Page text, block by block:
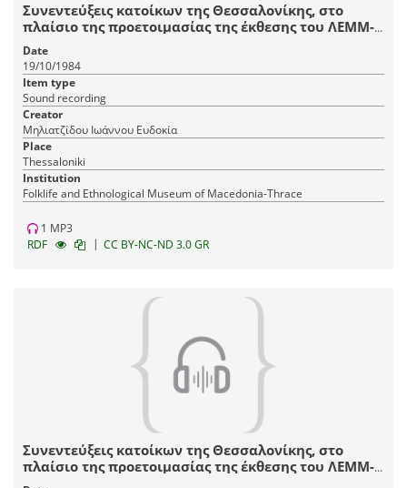
Συνεντεύξεις κατοίκων της Θεσσαλονίκης, στο
πλαίσιο της προετοιμασίας της έκθεσης του ΛΕΜΜ-
Θ "Αστικό Σπίτι Θεσσαλονίκης, 1880-1912".
Date
19/10/1984
Item type
Sound recording
Creator
Μηλιατζίδου Ιωάννου Ευδοκία
Place
Thessaloniki
Institution
Fοlklife and Ethnological Museum of Macedonia-Thrace
1 MP3
RDF
| CC BY-NC-ND 3.0 GR
Συνεντεύξεις κατοίκων της Θεσσαλονίκης, στο
πλαίσιο της προετοιμασίας της έκθεσης του ΛΕΜΜ-
Θ "Αστικό Σπίτι Θεσσαλονίκης, 1880-1912".